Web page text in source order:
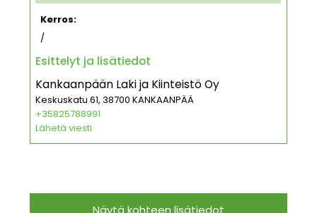
Kerros:
/
Esittelyt ja lisätiedot
Kankaanpään Laki ja Kiinteistö Oy
Keskuskatu 61, 38700 KANKAANPÄÄ
+35825788991
Lähetä viesti
Näytä kohteen lisätiedot